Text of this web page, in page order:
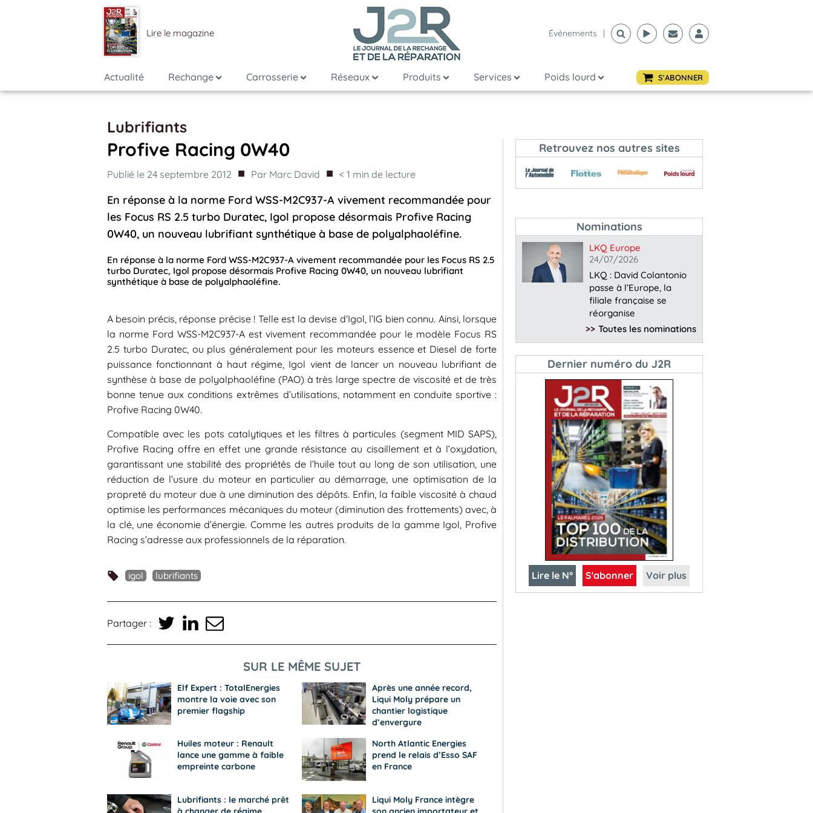
Lire le magazine Événements |
Actualité Rechange Carrosserie Réseaux Produits Services Poids lourd S'ABONNER
Lubrifiants
Profive Racing 0W40
Publié le 24 septembre 2012 ■ Par Marc David ■ < 1 min de lecture
En réponse à la norme Ford WSS-M2C937-A vivement recommandée pour
les Focus RS 2.5 turbo Duratec, Igol propose désormais Profive Racing
0W40, un nouveau lubrifiant synthétique à base de polyalphaoléfine.
En réponse à la norme Ford WSS-M2C937-A vivement recommandée pour les Focus RS 2.5
turbo Duratec, Igol propose désormais Profive Racing 0W40, un nouveau lubrifiant
synthétique à base de polyalphaoléfine.
A besoin précis, réponse précise ! Telle est la devise d’Igol, l’IG bien connu. Ainsi, lorsque
la norme Ford WSS-M2C937-A est vivement recommandée pour le modèle Focus RS
2.5 turbo Duratec, ou plus généralement pour les moteurs essence et Diesel de forte
puissance fonctionnant à haut régime, Igol vient de lancer un nouveau lubrifiant de
synthèse à base de polyalphaoléfine (PAO) à très large spectre de viscosité et de très
bonne tenue aux conditions extrêmes d’utilisations, notamment en conduite sportive :
Profive Racing 0W40.
Compatible avec les pots catalytiques et les filtres à particules (segment MID SAPS),
Profive Racing offre en effet une grande résistance au cisaillement et à l’oxydation,
garantissant une stabilité des propriétés de l’huile tout au long de son utilisation, une
réduction de l’usure du moteur en particulier au démarrage, une optimisation de la
propreté du moteur due à une diminution des dépôts. Enfin, la faible viscosité à chaud
optimise les performances mécaniques du moteur (diminution des frottements) avec, à
la clé, une économie d’énergie. Comme les autres produits de la gamme Igol, Profive
Racing s’adresse aux professionnels de la réparation.
igol lubrifiants
Partager :
SUR LE MÊME SUJET
Elf Expert : TotalEnergies
montre la voie avec son
premier flagship
Après une année record,
Liqui Moly prépare un
chantier logistique
d’envergure
Huiles moteur : Renault
lance une gamme à faible
empreinte carbone
North Atlantic Energies
prend le relais d’Esso SAF
en France
Lubrifiants : le marché prêt
Liqui Moly France intègre
Retrouvez nos autres sites
Nominations
LKQ Europe
24/07/2026
LKQ : David Colantonio
passe à l’Europe, la
filiale française se
réorganise
>> Toutes les nominations
Dernier numéro du J2R
Lire le N° S'abonner Voir plus